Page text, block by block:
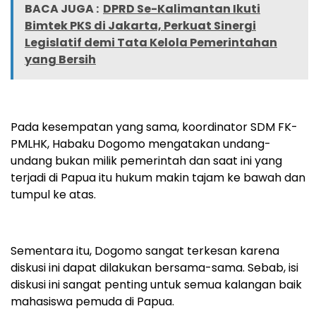
BACA JUGA : DPRD Se-Kalimantan Ikuti
Bimtek PKS di Jakarta, Perkuat Sinergi
Legislatif demi Tata Kelola Pemerintahan
yang Bersih
Pada kesempatan yang sama, koordinator SDM FK-
PMLHK, Habaku Dogomo mengatakan undang-
undang bukan milik pemerintah dan saat ini yang
terjadi di Papua itu hukum makin tajam ke bawah dan
tumpul ke atas.
Sementara itu, Dogomo sangat terkesan karena
diskusi ini dapat dilakukan bersama-sama. Sebab, isi
diskusi ini sangat penting untuk semua kalangan baik
mahasiswa pemuda di Papua.